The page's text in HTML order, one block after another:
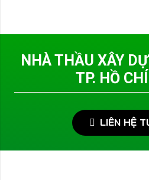
NHÀ THẦU XÂY
TP. HỒ
LIÊN HỆ